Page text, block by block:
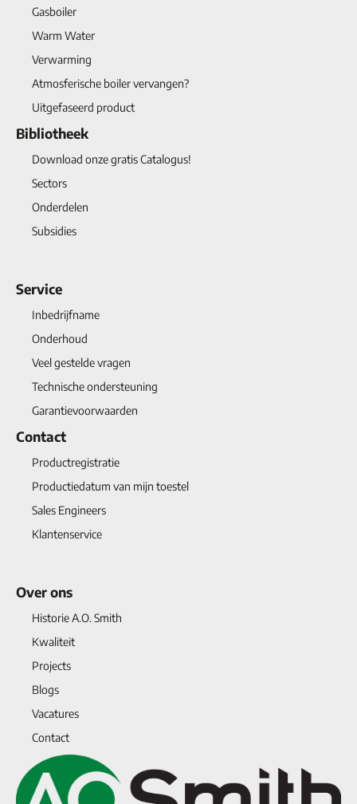
Gasboiler
Warm Water
Verwarming
Atmosferische boiler vervangen?
Uitgefaseerd product
Bibliotheek
Download onze gratis Catalogus!
Sectors
Onderdelen
Subsidies
Service
Inbedrijfname
Onderhoud
Veel gestelde vragen
Technische ondersteuning
Garantievoorwaarden
Contact
Productregistratie
Productiedatum van mijn toestel
Sales Engineers
Klantenservice
Over ons
Historie A.O. Smith
Kwaliteit
Projects
Blogs
Vacatures
Contact